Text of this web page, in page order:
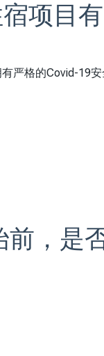
项目
严格的Covid-19安
前，是